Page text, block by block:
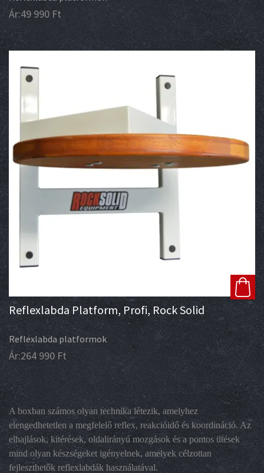
Ár:49 990 Ft
Reflexlabda Platform, Profi, Rock Solid
Reflexlabda platformok
Ár:264 990 Ft
A boxban számos olyan technika létezik, amelyhez
elengedhetetlen a megfelelő reflex, reakcióidő és koordináció. Az
elhajlások, kitérések, oldalirányú mozgások és a pontos ütések
mind olyan készségeket igényelnek, amelyek célzottan
fejleszthetők reflexlabdák használatával.